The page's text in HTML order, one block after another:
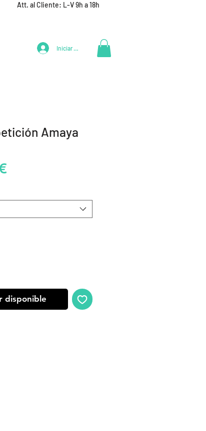
Att. al Cliente: L-V 9h a 18h
Iniciar Sesión
Amaya
Precio
oferta
disponible